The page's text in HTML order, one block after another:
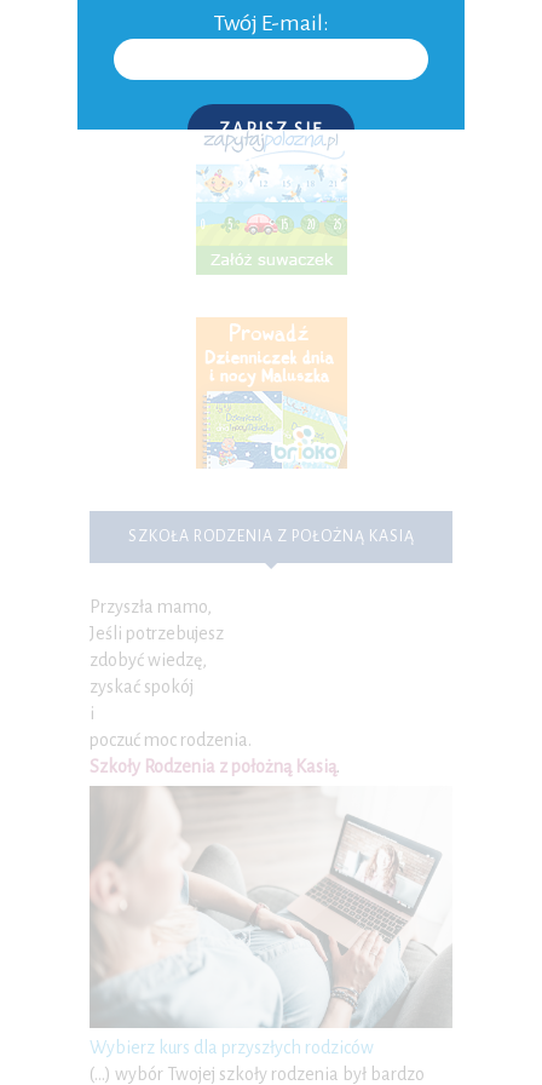
Inne
SZKOŁA RODZENIA Z POŁOŻNĄ KASIĄ
Przyszła mamo,
Jeśli potrzebujesz
zdobyć wiedzę,
zyskać spokój
i
poczuć moc rodzenia.
Szkoły Rodzenia z położną Kasią.
Wybierz kurs dla przyszłych rodziców
(…) wybór Twojej szkoły rodzenia był bardzo
Twój E-mail:
ZAPISZ SIĘ
P.S. W każdej chwili możesz wypisać się z kursu.